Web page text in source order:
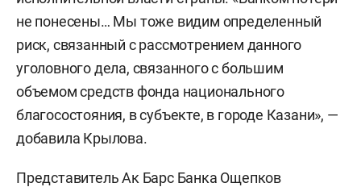
не понесены… Мы тоже видим определенный
риск, связанный с рассмотрением данного
уголовного дела, связанного с большим
объемом средств фонда национального
благосостояния, в субъекте, в городе Казани», —
добавила Крылова.
Представитель Ак Барс Банка Ощепков